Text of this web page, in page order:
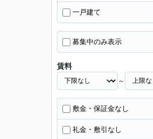
一戸建て
募集中のみ表示
賃料
～
敷金・保証金なし
礼金・敷引なし